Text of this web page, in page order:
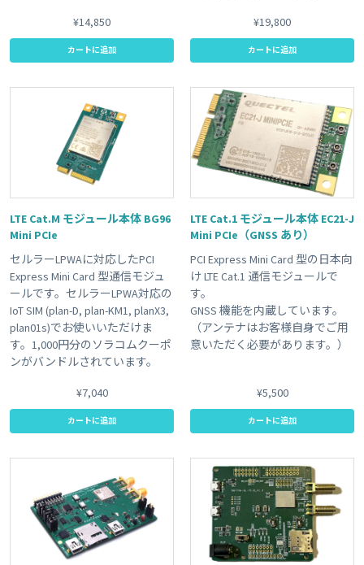
¥14,850
カートに追加
¥19,800
カートに追加
LTE Cat.M モジュール本体 BG96
Mini PCIe
セルラーLPWAに対応したPCI
Express Mini Card 型通信モジュ
ールです。セルラーLPWA対応の
IoT SIM (plan-D, plan-KM1, planX3,
plan01s)でお使いいただけま
す。1,000円分のソラコムクーポ
ンがバンドルされています。
¥7,040
カートに追加
LTE Cat.1 モジュール本体 EC21-J
Mini PCIe（GNSS あり）
PCI Express Mini Card 型の日本向
け LTE Cat.1 通信モジュールで
す。
GNSS 機能を内蔵しています。
（アンテナはお客様自身でご用
意いただく必要があります。）
¥5,500
カートに追加